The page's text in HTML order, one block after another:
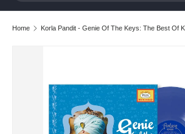
Home Korla Pandit - Genie Of The Keys: The Best Of